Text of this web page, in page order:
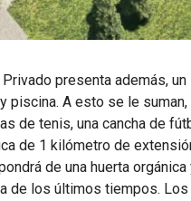
Privado presenta además,
piscina. A esto se le
de tenis, una cancha de
de 1 kilómetro de
de una huerta
de los últimos tiempos.